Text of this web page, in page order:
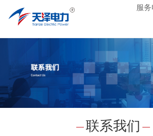
服务
联系我们